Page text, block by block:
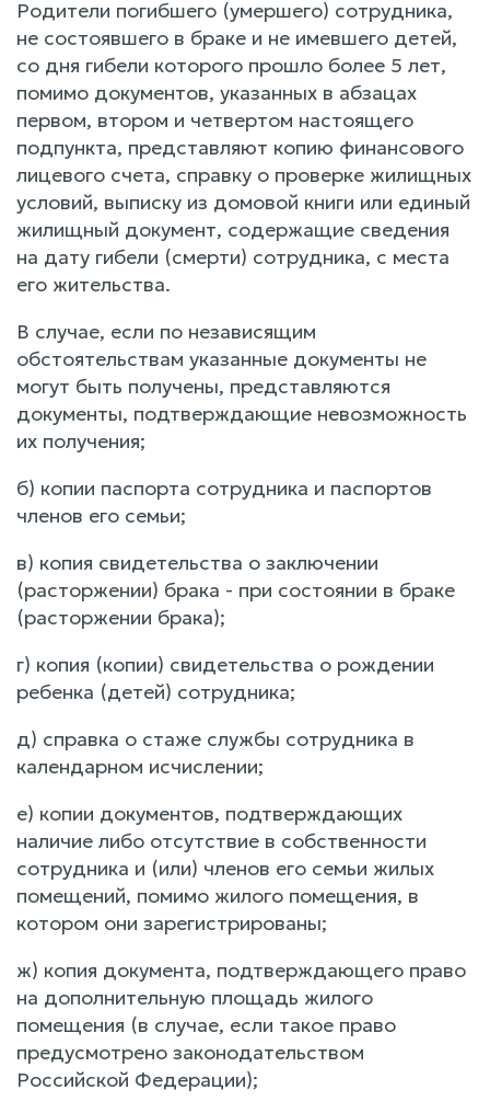
Родители погибшего (умершего) сотрудника,
не состоявшего в браке и не имевшего детей,
со дня гибели которого прошло более 5 лет,
помимо документов, указанных в абзацах
первом, втором и четвертом настоящего
подпункта, представляют копию финансового
лицевого счета, справку о проверке жилищных
условий, выписку из домовой книги или единый
жилищный документ, содержащие сведения
на дату гибели (смерти) сотрудника, с места
его жительства.
В случае, если по независящим
обстоятельствам указанные документы не
могут быть получены, представляются
документы, подтверждающие невозможность
их получения;
б) копии паспорта сотрудника и паспортов
членов его семьи;
в) копия свидетельства о заключении
(расторжении) брака - при состоянии в браке
(расторжении брака);
г) копия (копии) свидетельства о рождении
ребенка (детей) сотрудника;
д) справка о стаже службы сотрудника в
календарном исчислении;
е) копии документов, подтверждающих
наличие либо отсутствие в собственности
сотрудника и (или) членов его семьи жилых
помещений, помимо жилого помещения, в
котором они зарегистрированы;
ж) копия документа, подтверждающего право
на дополнительную площадь жилого
помещения (в случае, если такое право
предусмотрено законодательством
Российской Федерации);